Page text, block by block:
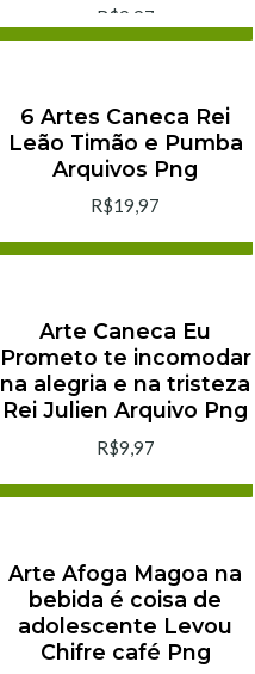
R$9,97
6 Artes Caneca Rei
Leão Timão e Pumba
Arquivos Png
R$19,97
Arte Caneca Eu
Prometo te incomodar
na alegria e na tristeza
Rei Julien Arquivo Png
R$9,97
Arte Afoga Magoa na
bebida é coisa de
adolescente Levou
Chifre café Png